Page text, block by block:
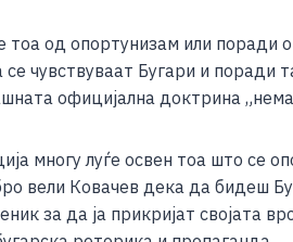
од опортунизам или поради
чувствуваат Бугари и поради
официјална доктрина
многу луѓе освен тоа што се
вели Ковачев дека да бидеш
за да ја прикријат својата